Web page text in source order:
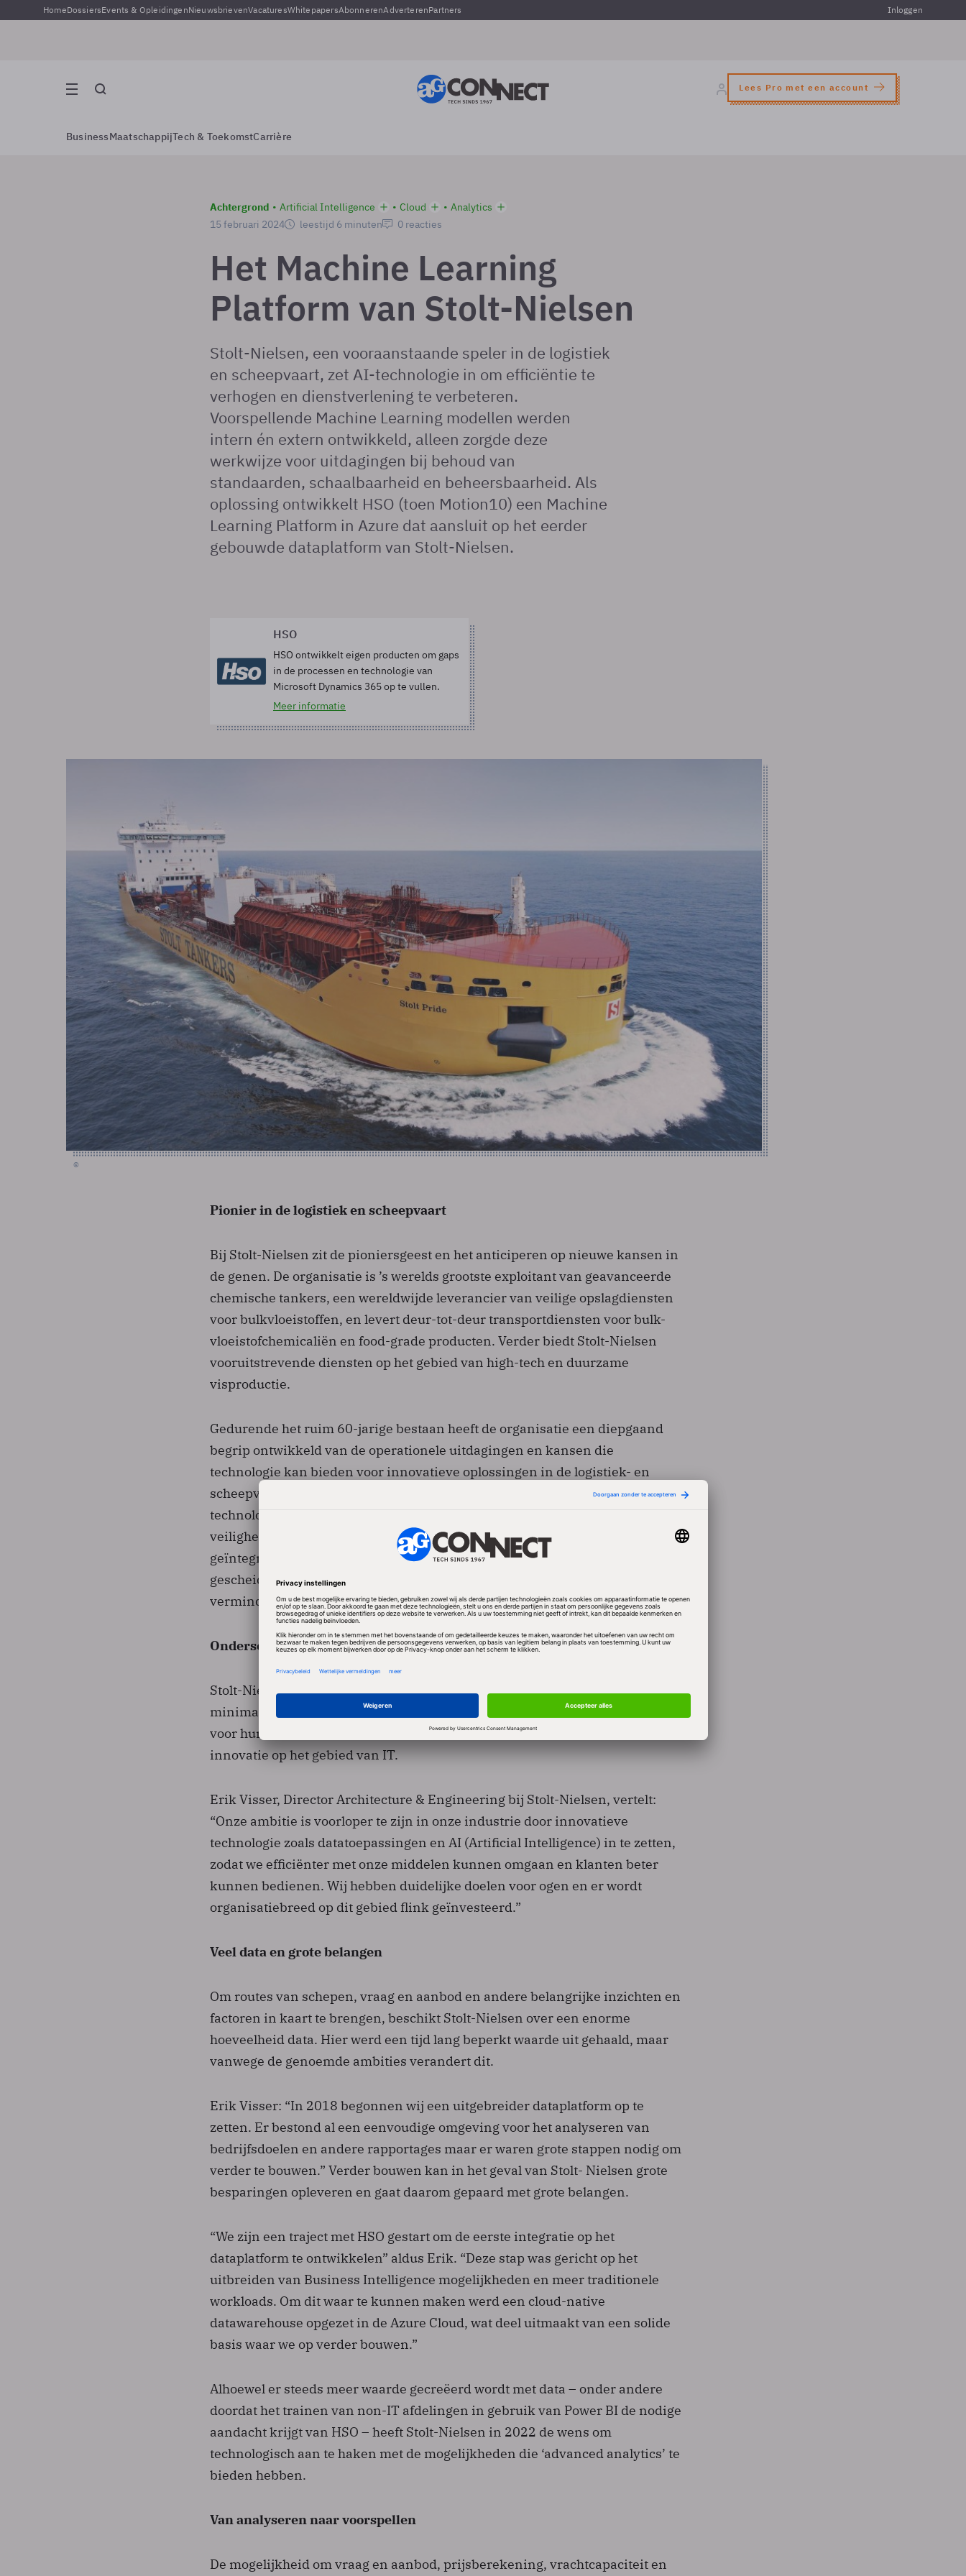
HomeDossiersEvents & OpleidingenNieuwsbrievenVacaturesWhitepapersAbonnerenAdverterenPartners Inloggen
Lees Pro met een account
BusinessMaatschappijTech & ToekomstCarrière
Achtergrond Artificial Intelligence Cloud
Analytics
15 februari 2024
leestijd 6 minuten 0 reacties
Het Machine Learning
Platform van Stolt-Nielsen
Stolt-Nielsen, een vooraanstaande speler in de logistiek
en scheepvaart, zet AI-technologie in om efficiëntie te
verhogen en dienstverlening te verbeteren.
Voorspellende Machine Learning modellen werden
intern én extern ontwikkeld, alleen zorgde deze
werkwijze voor uitdagingen bij behoud van
standaarden, schaalbaarheid en beheersbaarheid. Als
oplossing ontwikkelt HSO (toen Motion10) een Machine
Learning Platform in Azure dat aansluit op het eerder
gebouwde dataplatform van Stolt-Nielsen.
HSO
HSO ontwikkelt eigen producten om gaps
in de processen en technologie van
Microsoft Dynamics 365 op te vullen.
Meer informatie
©
Pionier in de logistiek en scheepvaart
Bij Stolt-Nielsen zit de pioniersgeest en het anticiperen op nieuwe kansen in
de genen. De organisatie is ’s werelds grootste exploitant van geavanceerde
chemische tankers, een wereldwijde leverancier van veilige opslagdiensten
voor bulkvloeistoffen, en levert deur-tot-deur transportdiensten voor bulk-
vloeistofchemicaliën en food-grade producten. Verder biedt Stolt-Nielsen
vooruitstrevende diensten op het gebied van high-tech en duurzame
visproductie.
Gedurende het ruim 60-jarige bestaan heeft de organisatie een diepgaand
begrip ontwikkeld van de operationele uitdagingen en kansen die
technologie kan bieden voor innovatieve oplossingen in de logistiek- en
scheepvaartsector. Stolt-Nielsen heeft ervoor gezorgd dat baanbrekende
technologieën en concepten werden ontwikkeld, waardoor efficiëntie en
veiligheid in de sector verbeterden. Zo was Stolt-Nielsen het eerste bedrijf dat
geïntegreerde tankschepen ontwikkelde en implementeerde, met
gescheiden tanksystemen die het risico op lekkage en contaminatie
verminderden.
Onderscheidend met technologie
Stolt-Nielsen onderscheidt zich vandaag de dag onder andere door risico’s te
minimaliseren, de hoogste normen van veiligheid te waarborgen – zowel
voor hun werknemers als het milieu – en veel ruimte te bieden voor
innovatie op het gebied van IT.
Erik Visser, Director Architecture & Engineering bij Stolt-Nielsen, vertelt:
“Onze ambitie is voorloper te zijn in onze industrie door innovatieve
technologie zoals datatoepassingen en AI (Artificial Intelligence) in te zetten,
zodat we efficiënter met onze middelen kunnen omgaan en klanten beter
kunnen bedienen. Wij hebben duidelijke doelen voor ogen en er wordt
organisatiebreed op dit gebied flink geïnvesteerd.”
Veel data en grote belangen
Om routes van schepen, vraag en aanbod en andere belangrijke inzichten en
factoren in kaart te brengen, beschikt Stolt-Nielsen over een enorme
hoeveelheid data. Hier werd een tijd lang beperkt waarde uit gehaald, maar
vanwege de genoemde ambities verandert dit.
Erik Visser: “In 2018 begonnen wij een uitgebreider dataplatform op te
zetten. Er bestond al een eenvoudige omgeving voor het analyseren van
bedrijfsdoelen en andere rapportages maar er waren grote stappen nodig om
verder te bouwen.” Verder bouwen kan in het geval van Stolt- Nielsen grote
besparingen opleveren en gaat daarom gepaard met grote belangen.
“We zijn een traject met HSO gestart om de eerste integratie op het
dataplatform te ontwikkelen” aldus Erik. “Deze stap was gericht op het
uitbreiden van Business Intelligence mogelijkheden en meer traditionele
workloads. Om dit waar te kunnen maken werd een cloud-native
datawarehouse opgezet in de Azure Cloud, wat deel uitmaakt van een solide
basis waar we op verder bouwen.”
Alhoewel er steeds meer waarde gecreëerd wordt met data – onder andere
doordat het trainen van non-IT afdelingen in gebruik van Power BI de nodige
aandacht krijgt van HSO – heeft Stolt-Nielsen in 2022 de wens om
technologisch aan te haken met de mogelijkheden die ‘advanced analytics’ te
bieden hebben.
Van analyseren naar voorspellen
De mogelijkheid om vraag en aanbod, prijsberekening, vrachtcapaciteit en